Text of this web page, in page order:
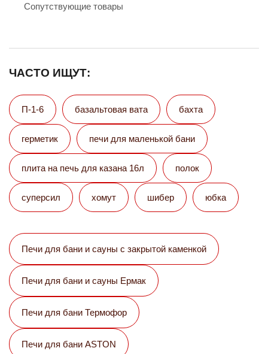
Сопутствующие товары
ЧАСТО ИЩУТ:
П-1-6 базальтовая вата бахта
герметик печи для маленькой бани
плита на печь для казана 16л полок
суперсил хомут шибер юбка
Печи для бани и сауны с закрытой каменкой
Печи для бани и сауны Eрмак
Печи для бани Термофор
Печи для бани ASTON